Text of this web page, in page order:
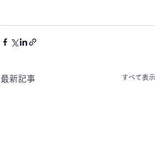
最新記事 すべて表示